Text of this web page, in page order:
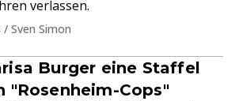
verlassen.
Sven Simon
Burger eine Staffel
"Rosenheim-Cops"